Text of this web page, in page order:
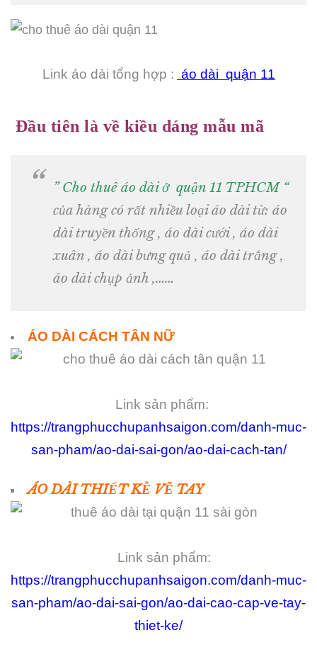
Link áo dài tổng hợp : áo dài quận 11
Đầu tiên là về kiều dáng mẫu mã
” Cho thuê áo dài ở quận 11 TPHCM “
của hàng có rất nhiều loại áo dài từ: áo
dài truyền thống , áo dài cưới , áo dài
xuân , áo dài bưng quả , áo dài trắng ,
áo dài chụp ảnh ,……
ÁO DÀI CÁCH TÂN NỮ
Link sản phẩm:
https://trangphucchupanhsaigon.com/danh-muc-
san-pham/ao-dai-sai-gon/ao-dai-cach-tan/
ÁO DÀI THIẾT KỄ VẼ TAY
Link sản phẩm:
https://trangphucchupanhsaigon.com/danh-muc-
san-pham/ao-dai-sai-gon/ao-dai-cao-cap-ve-tay-
thiet-ke/